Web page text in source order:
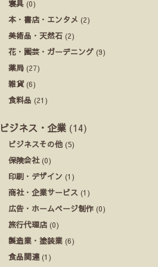
寝具 (0)
本・書店・エンタメ (2)
美術品・天然石 (2)
花・園芸・ガーデニング (9)
薬局 (27)
雑貨(6)
食料品 (21)
ビジネス・企業 (14)
ビジネスその他 (5)
保険会社(0)
印刷・デザイン (1)
商社・企業サービス (1)
広告・ホームページ制作 (0)
旅行代理店 (0)
製造業・塗装業 (6)
食品関連 (1)